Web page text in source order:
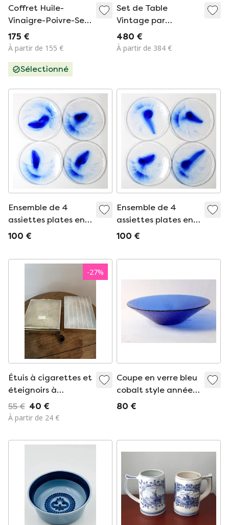
Coffret Huile-
Vinaigre-Poivre-Sel
Metropol de
Barbara Brenner
années 1990
175 €
À partir de 155 €
Sélectionné
Set de Table
Vintage par
Gabrielle
Mackiewicz, France,
480 €
À partir de 384 €
Ensemble de 4
assiettes plates en
verre Bormioli Rocco
1990, Italie
100 €
Ensemble de 4
assiettes plates en
verre Bormioli Rocco
1990, Italie
100 €
-27%
Étuis à cigarettes et
éteignoirs à
cigarettes plaqués
argent
55 € 40 €
À partir de 24 €
Coupe en verre bleu
cobalt style années
80 / Grand centre
Années 80
80 €